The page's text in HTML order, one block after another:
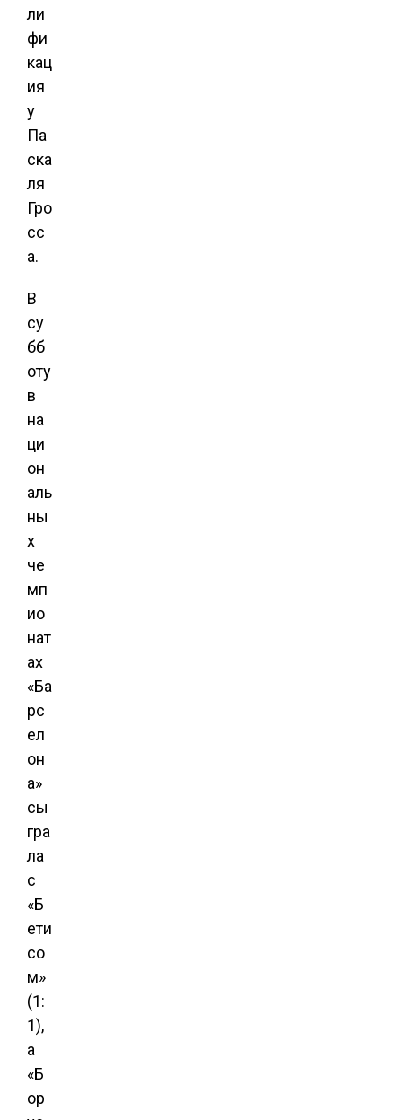
ли
фи
кац
ия
у
Па
ска
ля
Гро
сс
а.
В
су
бб
оту
в
на
ци
он
аль
ны
х
че
мп
ио
нат
ах
«Ба
рс
ел
он
а»
сы
гра
ла
с
«Б
ети
со
м»
(1:
1),
а
«Б
ор